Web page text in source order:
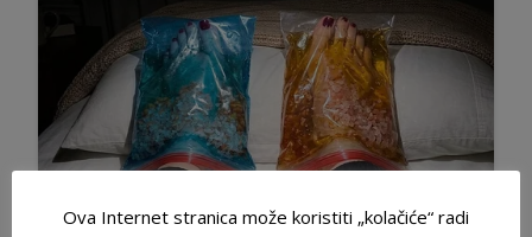
Ova Internet stranica može koristiti „kolačiće“ radi